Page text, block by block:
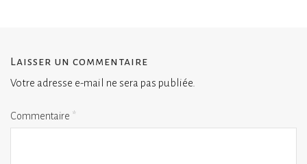
Laisser un commentaire
Votre adresse e-mail ne sera pas publiée.
Commentaire *